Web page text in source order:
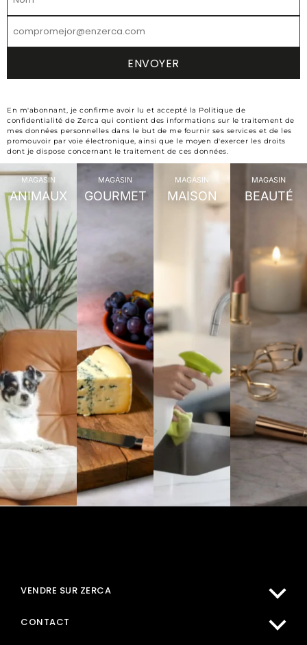
En m'abonnant, je confirme avoir lu et accepté la Politique de
confidentialité de Zerca qui contient des informations sur le traitement de
mes données personnelles dans le but de me fournir ses services et de les
promouvoir par voie électronique, ainsi que le moyen d'exercer les droits
dont je dispose concernant le traitement de ces données.
MAGASIN
ANIMAUX
MAGASIN
GOURMET
MAGASIN
MAISON
MAGASIN
BEAUTÉ
VENDRE SUR ZERCA
CONTACT